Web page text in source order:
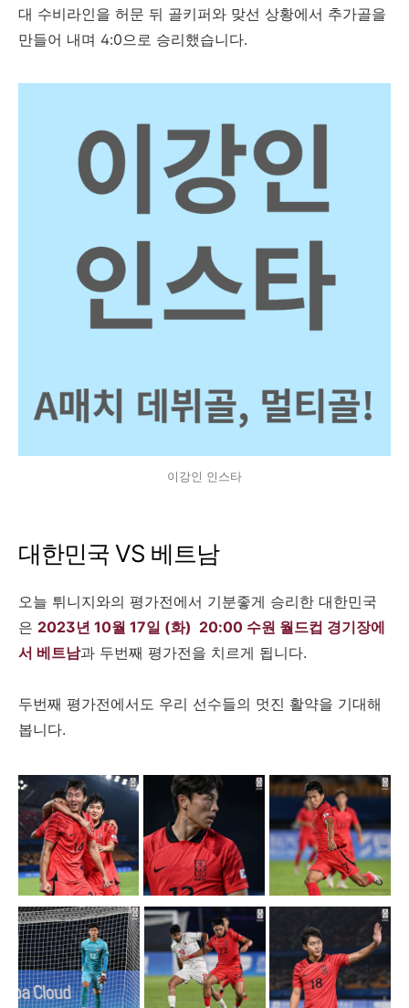
대 수비라인을 허문 뒤 골키퍼와 맞선 상황에서 추가골을
만들어 내며 4:0으로 승리했습니다.
이강인 인스타
대한민국 VS 베트남
오늘 튀니지와의 평가전에서 기분좋게 승리한 대한민국
은 2023년 10월 17일 (화) 20:00 수원 월드컵 경기장에
서 베트남과 두번째 평가전을 치르게 됩니다.
두번째 평가전에서도 우리 선수들의 멋진 활약을 기대해
봅니다.